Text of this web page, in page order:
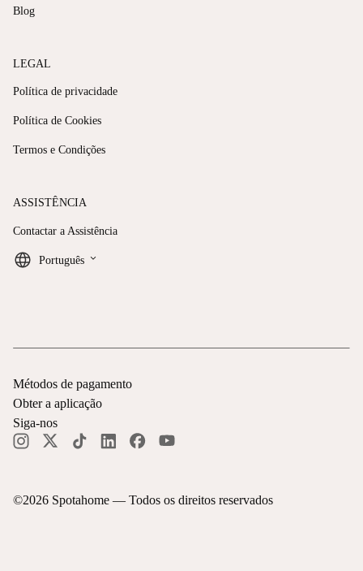
Blog
LEGAL
Política de privacidade
Política de Cookies
Termos e Condições
ASSISTÊNCIA
Contactar a Assistência
Português keyboard_arrow_down
©2026 Spotahome — Todos os direitos reservados
Métodos de pagamento
Obter a aplicação
Siga-nos